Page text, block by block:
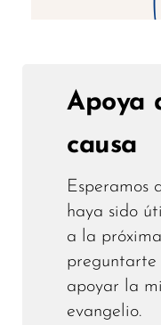
Apoya
causa
Esperamos
haya sido
a la
preguntarte
apoyar la
evangelio.